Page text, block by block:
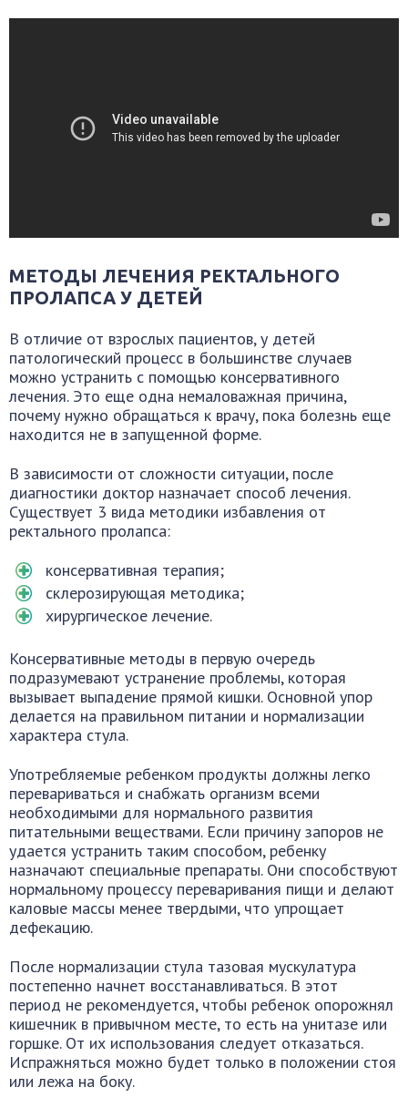
МЕТОДЫ ЛЕЧЕНИЯ РЕКТАЛЬНОГО
ПРОЛАПСА У ДЕТЕЙ
В отличие от взрослых пациентов, у детей
патологический процесс в большинстве случаев
можно устранить с помощью консервативного
лечения. Это еще одна немаловажная причина,
почему нужно обращаться к врачу, пока болезнь еще
находится не в запущенной форме.
В зависимости от сложности ситуации, после
диагностики доктор назначает способ лечения.
Существует 3 вида методики избавления от
ректального пролапса:
консервативная терапия;
склерозирующая методика;
хирургическое лечение.
Консервативные методы в первую очередь
подразумевают устранение проблемы, которая
вызывает выпадение прямой кишки. Основной упор
делается на правильном питании и нормализации
характера стула.
Употребляемые ребенком продукты должны легко
перевариваться и снабжать организм всеми
необходимыми для нормального развития
питательными веществами. Если причину запоров не
удается устранить таким способом, ребенку
назначают специальные препараты. Они способствуют
нормальному процессу переваривания пищи и делают
каловые массы менее твердыми, что упрощает
дефекацию.
После нормализации стула тазовая мускулатура
постепенно начнет восстанавливаться. В этот
период не рекомендуется, чтобы ребенок опорожнял
кишечник в привычном месте, то есть на унитазе или
горшке. От их использования следует отказаться.
Испражняться можно будет только в положении стоя
или лежа на боку.